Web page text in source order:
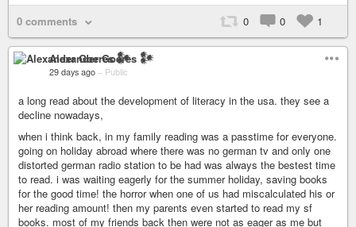
0 comments 0 0 1
Alexander Goeres 𒀯
29 days ago – Public
a long read about the development of literacy in the usa. they see a
decline nowadays,
when i think back, in my family reading was a passtime for everyone.
going on holiday abroad where there was no german tv and only one
distorted german radio station to be had was always the bestest time
to read. i was waiting eagerly for the summer holiday, saving books
for the good time! the horror when one of us had miscalculated his or
her reading amount! then my parents even started to read my sf
books. most of my friends back then were not as eager as me but